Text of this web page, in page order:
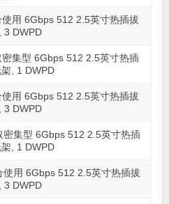
用 6Gbps 512 2.5英寸热插拔
3 DWPD
集型 6Gbps 512 2.5英寸热插
, 1 DWPD
用 6Gbps 512 2.5英寸热插拔
3 DWPD
密集型 6Gbps 512 2.5英寸热插
, 1 DWPD
使用 6Gbps 512 2.5英寸热插拔
3 DWPD